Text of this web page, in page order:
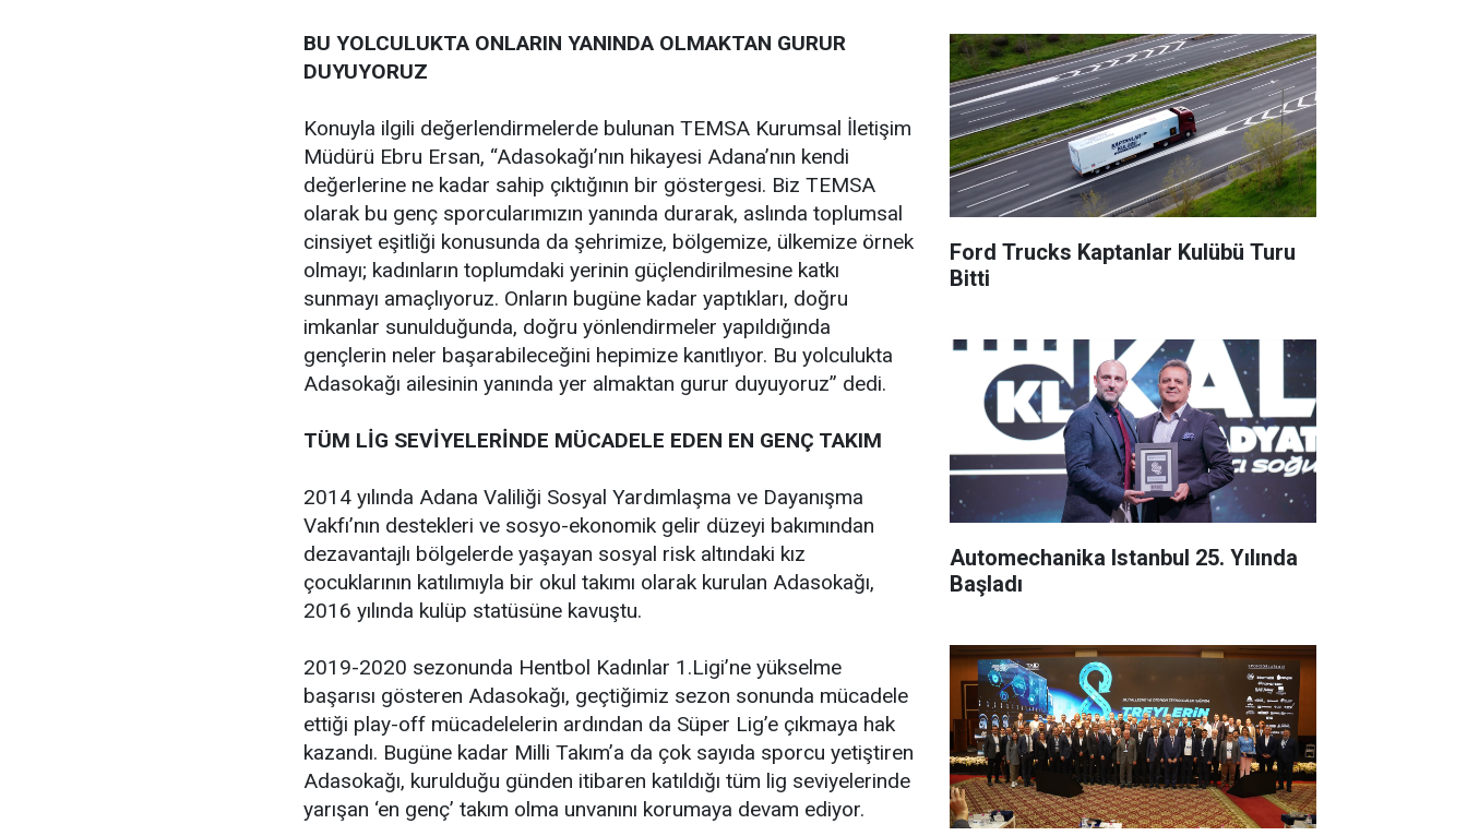
BU YOLCULUKTA ONLARIN YANINDA OLMAKTAN GURUR
DUYUYORUZ
Konuyla ilgili değerlendirmelerde bulunan TEMSA Kurumsal İletişim
Müdürü Ebru Ersan, “Adasokağı’nın hikayesi Adana’nın kendi
değerlerine ne kadar sahip çıktığının bir göstergesi. Biz TEMSA
olarak bu genç sporcularımızın yanında durarak, aslında toplumsal
cinsiyet eşitliği konusunda da şehrimize, bölgemize, ülkemize örnek
olmayı; kadınların toplumdaki yerinin güçlendirilmesine katkı
sunmayı amaçlıyoruz. Onların bugüne kadar yaptıkları, doğru
imkanlar sunulduğunda, doğru yönlendirmeler yapıldığında
gençlerin neler başarabileceğini hepimize kanıtlıyor. Bu yolculukta
Adasokağı ailesinin yanında yer almaktan gurur duyuyoruz” dedi.
TÜM LİG SEVİYELERİNDE MÜCADELE EDEN EN GENÇ TAKIM
2014 yılında Adana Valiliği Sosyal Yardımlaşma ve Dayanışma
Vakfı’nın destekleri ve sosyo-ekonomik gelir düzeyi bakımından
dezavantajlı bölgelerde yaşayan sosyal risk altındaki kız
çocuklarının katılımıyla bir okul takımı olarak kurulan Adasokağı,
2016 yılında kulüp statüsüne kavuştu.
2019-2020 sezonunda Hentbol Kadınlar 1.Ligi’ne yükselme
başarısı gösteren Adasokağı, geçtiğimiz sezon sonunda mücadele
ettiği play-off mücadelelerin ardından da Süper Lig’e çıkmaya hak
kazandı. Bugüne kadar Milli Takım’a da çok sayıda sporcu yetiştiren
Adasokağı, kurulduğu günden itibaren katıldığı tüm lig seviyelerinde
yarışan ‘en genç’ takım olma unvanını korumaya devam ediyor.
Ford Trucks Kaptanlar Kulübü Turu
Bitti
Automechanika Istanbul 25. Yılında
Başladı